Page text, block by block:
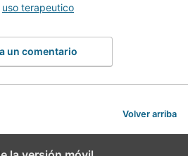
uso terapeutico
un comentario
Volver arriba